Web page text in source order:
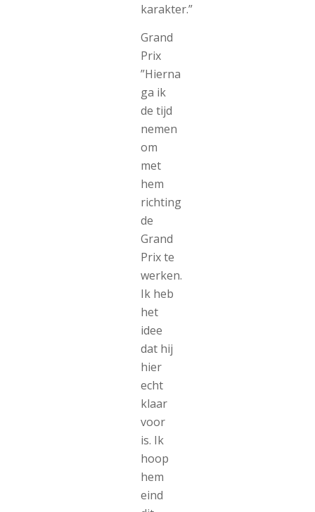
karakter.”
Grand
Prix
”Hierna
ga ik
de tijd
nemen
om
met
hem
richting
de
Grand
Prix te
werken.
Ik heb
het
idee
dat hij
hier
echt
klaar
voor
is. Ik
hoop
hem
eind